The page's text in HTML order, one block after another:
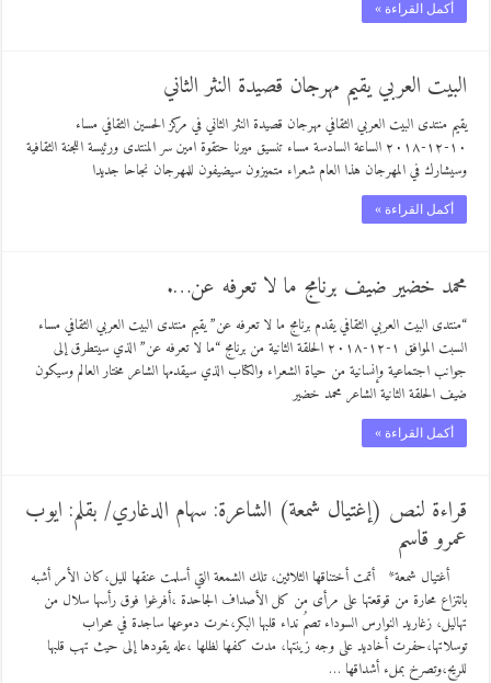
أكمل القراءة »
البيت العربي يقيم مهرجان قصيدة النثر الثاني
يقيم منتدى البيت العربي الثقافي مهرجان قصيدة النثر الثاني في مركز الحسين الثقافي مساء
١٠-١٢-٢٠١٨ الساعة السادسة مساء تنسيق ميرنا حتقوة امين سر المنتدى ورئيسة اللجنة الثقافية
وسيشارك في المهرجان هذا العام شعراء متميزون سيضيفون للمهرجان نجاحا جديدا
أكمل القراءة »
محمد خضير ضيف برنامج ما لا تعرفه عن….
“منتدى البيت العربي الثقافي يقدم برنامج ما لا تعرفه عن” يقيم منتدى البيت العربي الثقافي مساء
السبت الموافق ١-١٢-٢٠١٨ الحلقة الثانية من برنامج “ما لا تعرفه عن” الذي سيتطرق إلى
جوانب اجتماعية وإنسانية من حياة الشعراء والكتاب الذي سيقدمها الشاعر مختار العالم وسيكون
ضيف الحلقة الثانية الشاعر محمد خضير
أكمل القراءة »
قراءة لنص (إغتيال شمعة) الشاعرة: سهام الدغاري/ بقلم: ايوب
عمرو قاسم
أغتيال شمعة* أتمت أختناقها الثلاثين، تلك الشمعة التي أسلمت عنقها لليل،كان الأمر أشبه
بانتزاع محارة من قوقعتها على مرأى من كل الأصداف الجاحدة ،أفرغوا فوق رأسها سلال من
تهاليل، زغاريد النوارس السوداء تصمُ نداء قلبها البكر،خرت دموعها ساجدة في محراب
توسلاتها،حفرت أخاديد على وجه زينتها، مدت كفها لظلها ،عله يقودها إلى حيث تهب قلبها
للريح،وتصرخ بملء أشداقها …